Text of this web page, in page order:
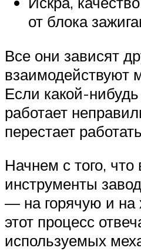
от блока
Все они зависят
взаимодействуют
Если какой-
работает
перестает
Начнем с того, что
инструменты
— на горячую и на
этот процесс
используемых